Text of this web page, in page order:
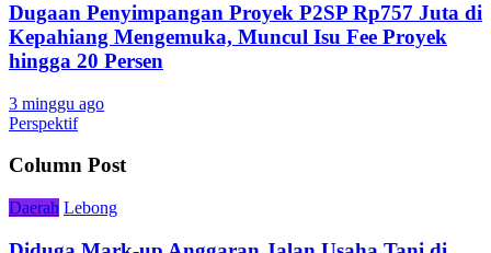
Dugaan Penyimpangan Proyek P2SP Rp757 Juta di
Kepahiang Mengemuka, Muncul Isu Fee Proyek
hingga 20 Persen
3 minggu ago
Perspektif
Column Post
Daerah Lebong